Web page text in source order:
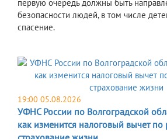
первую очередь должны быть
безопасности людей, в том числе
спасение.
19:00 05.08.2026
УФНС России по Волгоградской
как изменится налоговый вычет по